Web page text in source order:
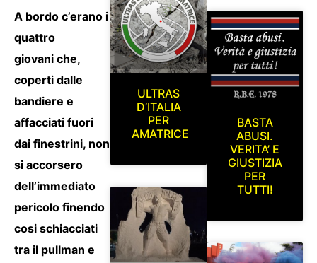
A bordo c’erano i
quattro
giovani che,
coperti dalle
bandiere e
affacciati fuori
dai finestrini, non
si accorsero
dell’immediato
pericolo finendo
cosi schiacciati
tra il pullman e
ULTRAS
D’ITALIA
PER
AMATRICE
BASTA
ABUSI.
VERITA’ E
GIUSTIZIA
PER
TUTTI!